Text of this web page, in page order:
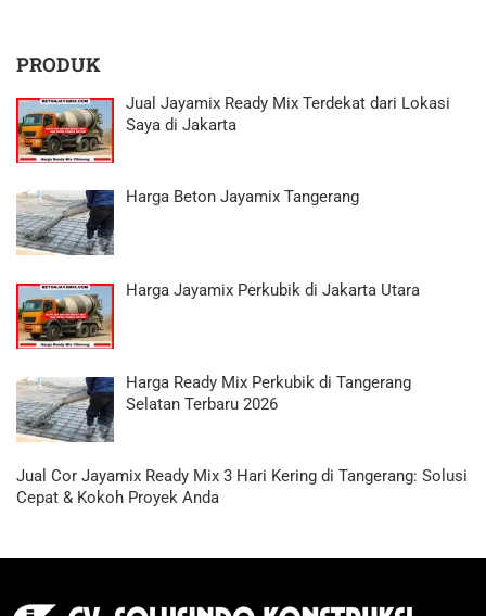
PRODUK
Jual Jayamix Ready Mix Terdekat dari Lokasi
Saya di Jakarta
Harga Beton Jayamix Tangerang
Harga Jayamix Perkubik di Jakarta Utara
Harga Ready Mix Perkubik di Tangerang
Selatan Terbaru 2026
Jual Cor Jayamix Ready Mix 3 Hari Kering di Tangerang: Solusi
Cepat & Kokoh Proyek Anda